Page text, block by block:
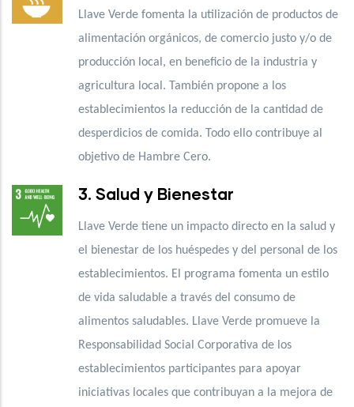
Llave Verde fomenta la utilización de productos de
alimentación orgánicos, de comercio justo y/o de
producción local, en beneficio de la industria y
agricultura local. También propone a los
establecimientos la reducción de la cantidad de
desperdicios de comida. Todo ello contribuye al
objetivo de Hambre Cero.
3. Salud y Bienestar
Llave Verde tiene un impacto directo en la salud y
el bienestar de los huéspedes y del personal de los
establecimientos. El programa fomenta un estilo
de vida saludable a través del consumo de
alimentos saludables. Llave Verde promueve la
Responsabilidad Social Corporativa de los
establecimientos participantes para apoyar
iniciativas locales que contribuyan a la mejora de